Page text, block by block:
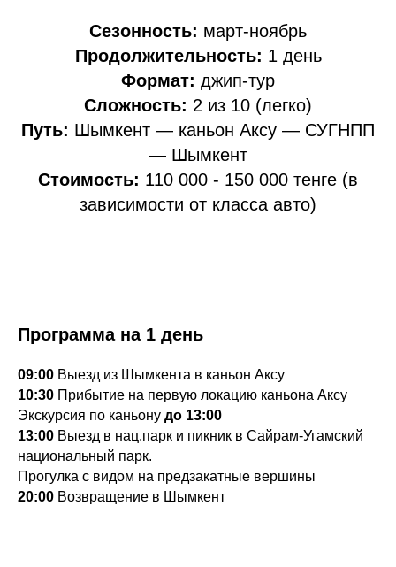
Сезонность: март-ноябрь
Продолжительность: 1 день
Формат: джип-тур
Сложность: 2 из 10 (легко)
Путь: Шымкент — каньон Аксу — СУГНПП
— Шымкент
Стоимость: 110 000 - 150 000 тенге (в
зависимости от класса авто)
Программа на 1 день
09:00 Выезд из Шымкента в каньон Аксу
10:30 Прибытие на первую локацию каньона Аксу
Экскурсия по каньону до 13:00
13:00 Выезд в нац.парк и пикник в Сайрам-Угамский
национальный парк.
Прогулка с видом на предзакатные вершины
20:00 Возвращение в Шымкент